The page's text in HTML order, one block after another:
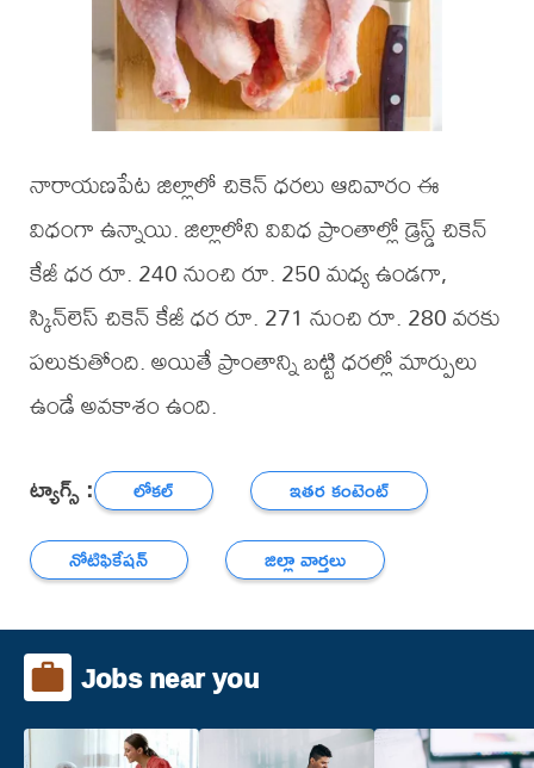
నారాయణపేట జిల్లాలో చికెన్ ధరలు ఆదివారం ఈ
విధంగా ఉన్నాయి. జిల్లాలోని వివిధ ప్రాంతాల్లో డ్రెస్డ్ చికెన్
కేజీ ధర రూ. 240 నుంచి రూ. 250 మధ్య ఉండగా,
స్కిన్‌లెస్ చికెన్ కేజీ ధర రూ. 271 నుంచి రూ. 280 వరకు
పలుకుతోంది. అయితే ప్రాంతాన్ని బట్టి ధరల్లో మార్పులు
ఉండే అవకాశం ఉంది.
ట్యాగ్స్ : లోకల్
ఇతర కంటెంట్
నోటిఫికేషన్
జిల్లా వార్తలు
Jobs near you